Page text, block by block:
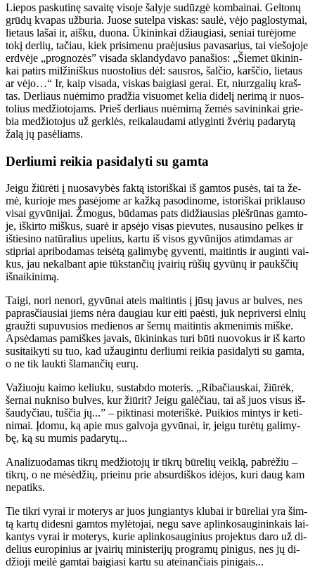
Lie­pos pas­ku­ti­nę sa­vai­tę vi­so­je ša­ly­je su­dūz­gė kom­bai­nai. Gel­to­nų
grū­dų kva­pas už­bu­ria. Juo­se su­tel­pa vis­kas: sau­lė, vė­jo pa­glos­ty­mai,
lie­taus la­šai ir, aiš­ku, duo­na. Ūki­nin­kai džiau­gia­si, se­niai tu­rė­jo­me
to­kį der­lių, ta­čiau, kiek pri­si­me­nu pra­ėju­sius pa­va­sa­rius, tai vie­šo­jo­je
erd­vė­je „prog­no­zės” vi­sa­da sklan­dy­da­vo pa­na­šios: „Šie­met ūki­nin­
kai pa­tirs mil­ži­niš­kus nuos­to­lius dėl: saus­ros, šal­čio, karš­čio, lie­taus
ar vė­jo…“ Ir, kaip vi­sa­da, vis­kas bai­gia­si ge­rai. Et, niurz­ga­lių kraš­
tas. Der­liaus nu­ė­mi­mo pra­džia vi­suo­met ke­lia di­de­lį ne­ri­mą ir nuos­
to­lius me­džio­to­jams. Prieš der­liaus nu­ė­mi­mą že­mės sa­vi­nin­kai grie­
bia me­džio­to­jus už ger­klės, rei­ka­lau­da­mi at­ly­gin­ti žvė­rių pa­da­ry­tą
ža­lą jų pa­sė­liams.
Derliu­mi rei­kia pa­si­da­ly­ti su gam­ta
Jei­gu žiū­rė­ti į nuo­sa­vy­bės fak­tą is­to­riš­kai iš gam­tos pu­sės, tai ta že­
mė, ku­rio­je mes pa­sė­jo­me ar kaž­ką pa­so­di­no­me, is­to­riš­kai pri­klau­so
vi­sai gy­vū­ni­jai. Žmo­gus, bū­da­mas pats di­džiau­sias plėš­rū­nas gam­to­
je, iš­kir­to miš­kus, su­arė ir ap­sė­jo vi­sas pie­vu­tes, nu­sau­si­no pel­kes ir
iš­tie­si­no na­tū­ra­lius upe­lius, kar­tu iš vi­sos gy­vū­ni­jos at­im­da­mas ar
stip­riai ap­ri­bo­da­mas tei­sė­tą ga­li­my­bę gy­ven­ti, mai­tin­tis ir au­gin­ti vai­
kus, jau ne­kal­bant apie tūks­tan­čių įvai­rių rū­šių gy­vū­nų ir paukš­čių
iš­nai­ki­ni­mą.
Tai­gi, no­ri ne­no­ri, gy­vū­nai at­eis mai­tin­tis į jū­sų ja­vus ar bul­ves, nes
pa­pras­čiau­siai jiems nė­ra dau­giau kur ei­ti pa­ės­ti, juk ne­pri­ver­si el­nių
grauž­ti su­pu­vu­sios me­die­nos ar šer­nų mai­tin­tis ak­me­ni­mis miš­ke.
Ap­sė­da­mas pa­miš­kes ja­vais, ūki­nin­kas tu­ri bū­ti nuo­vo­kus ir iš kar­to
su­si­tai­ky­ti su tuo, kad už­au­gin­tu der­liu­mi rei­kia pa­si­da­ly­ti su gam­ta,
o ne tik lauk­ti šla­man­čių eu­rų.
Va­žiuo­ju kai­mo ke­liu­ku, su­stab­do mo­te­ris. „Ri­ba­čiaus­kai, žiū­rėk,
šer­nai nu­kni­so bul­ves, kur žiū­rit? Jei­gu ga­lė­čiau, tai aš juos vi­sus iš­
šau­dy­čiau, tuš­čia jų...” – pik­ti­na­si mo­te­riš­kė. Pui­kios min­tys ir ke­ti­
ni­mai. Įdo­mu, ką apie mus gal­vo­ja gy­vū­nai, ir, jei­gu tu­rė­tų ga­li­my­
bę, ką su mu­mis pa­da­ry­tų...
Ana­li­zuo­da­mas tik­rų me­džio­to­jų ir tik­rų bū­re­lių veik­lą, pa­brė­žiu –
tik­rų, o ne mė­sė­džių, pri­ei­nu prie ab­sur­diš­kos idė­jos, ku­ri daug kam
ne­pa­tiks.
Tie tik­ri vy­rai ir mo­te­rys ar juos jun­gian­tys klu­bai ir bū­re­liai yra šim­
tą kar­tų di­des­ni gam­tos my­lė­to­jai, ne­gu sa­ve ap­lin­ko­sau­gi­nin­kais lai­
kan­tys vy­rai ir mo­te­rys, ku­rie ap­lin­ko­sau­gi­nius pro­jek­tus da­ro už di­
de­lius eu­ro­pi­nius ar įvai­rių mi­nis­te­ri­jų pro­gra­mų pi­ni­gus, nes jų di­
džio­ji mei­lė gam­tai bai­gia­si kar­tu su at­ei­nan­čiais pi­ni­gais...